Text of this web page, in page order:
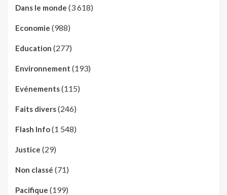
Dans le monde (3 618)
Economie (988)
Education (277)
Environnement (193)
Evénements(115)
Faits divers(246)
Flash Info(1 548)
Justice (29)
Non classé (71)
Pacifique (199)